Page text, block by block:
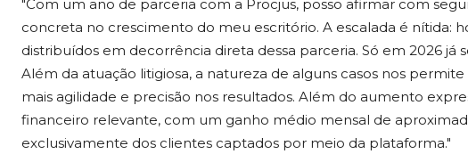
"Com um ano de parceria com a Procjus, posso afirmar com
concreta no crescimento do meu escritório. A escalada é nítida:
distribuídos em decorrência direta dessa parceria. Só em 2026 já
Além da atuação litigiosa, a natureza de alguns casos nos
mais agilidade e precisão nos resultados. Além do aumento
financeiro relevante, com um ganho médio mensal de
exclusivamente dos clientes captados por meio da plataforma."